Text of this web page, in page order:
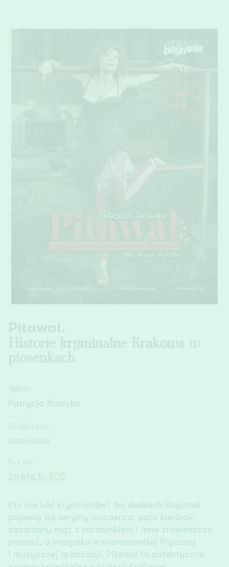
Autor:
Patrycja Babicka
Anna Rokita
Strefa K- 805
Kto nie lubi kryminałów? Na deskach Bagateli
pojawią się seryjny morderca, para kanibali,
zazdrosny mąż z karabinkiem i inne złowieszcze
postaci, a wszystko w niesamowitej lirycznej
i muzycznej aranżacji. Pitawal to autentyczne